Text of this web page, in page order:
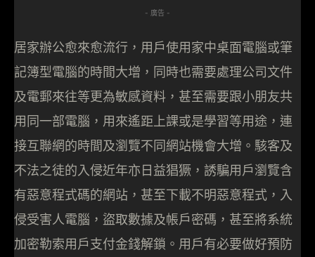
- 廣告 -
居家辦公愈來愈流行，用戶使用家中桌面電腦或筆
記簿型電腦的時間大增，同時也需要處理公司文件
及電郵來往等更為敏感資料，甚至需要跟小朋友共
用同一部電腦，用來遙距上課或是學習等用途，連
接互聯網的時間及瀏覽不同網站機會大增。駭客及
不法之徒的入侵近年亦日益猖獗，誘騙用戶瀏覽含
有惡意程式碼的網站，甚至下載不明惡意程式，入
侵受害人電腦，盜取數據及帳戶密碼，甚至將系統
加密勒索用戶支付金錢解鎖。用戶有必要做好預防